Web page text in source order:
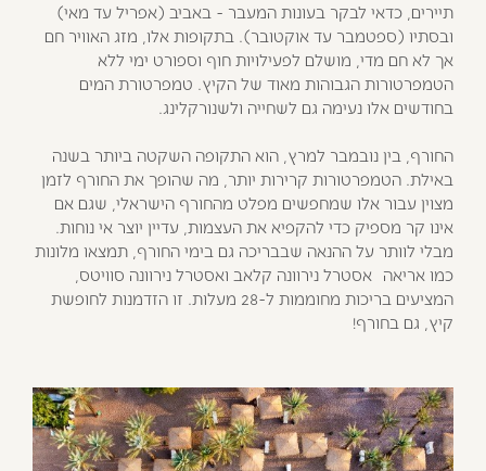
תיירים, כדאי לבקר בעונות המעבר - באביב (אפריל עד מאי)
ובסתיו (ספטמבר עד אוקטובר). בתקופות אלו, מזג האוויר חם
אך לא חם מדי, מושלם לפעילויות חוף וספורט ימי ללא
הטמפרטורות הגבוהות מאוד של הקיץ. טמפרטורת המים
בחודשים אלו נעימה גם לשחייה ולשנורקלינג.
החורף, בין נובמבר למרץ, הוא התקופה השקטה ביותר בשנה
באילת. הטמפרטורות קרירות יותר, מה שהופך את החורף לזמן
מצוין עבור אלו שמחפשים מפלט מהחורף הישראלי, שגם אם
אינו קר מספיק כדי להקפיא את העצמות, עדיין יוצר אי נוחות.
מבלי לוותר על ההנאה שבבריכה גם בימי החורף, תמצאו מלונות
כמו אריאה אסטרל נירוונה קלאב ואסטרל נירוונה סוויטס,
המציעים בריכות מחוממות ל-28 מעלות. זו הזדמנות לחופשת
קיץ, גם בחורף!